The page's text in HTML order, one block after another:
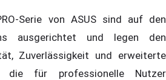
Serie von ASUS sind auf den
ausgerichtet und legen den
Zuverlässigkeit und erweiterte
die für professionelle Nutzer